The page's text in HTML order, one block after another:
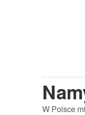
W Polsce